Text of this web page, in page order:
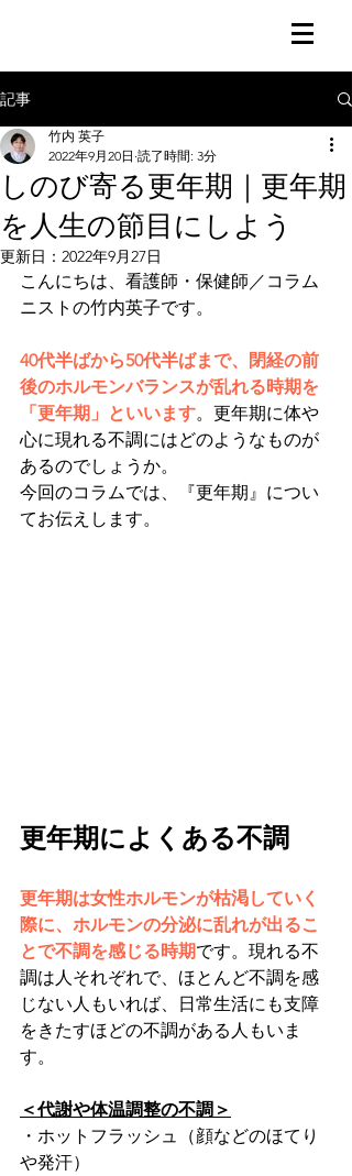
記事
しのび寄る更年期｜更年期
を人生の節目にしよう
竹内 英子
2022年9月20日 読了時間: 3分
更新日： 2022年9月27日
こんにちは、看護師・保健師／コラム
ニストの竹内英子です。
40代半ばから50代半ばまで、閉経の前
後のホルモンバランスが乱れる時期を
「更年期」といいます。更年期に体や
心に現れる不調にはどのようなものが
あるのでしょうか。
今回のコラムでは、『更年期』につい
てお伝えします。
更年期によくある不調
更年期は女性ホルモンが枯渇していく
際に、ホルモンの分泌に乱れが出るこ
とで不調を感じる時期です。現れる不
調は人それぞれで、ほとんど不調を感
じない人もいれば、日常生活にも支障
をきたすほどの不調がある人もいま
す。
＜代謝や体温調整の不調＞
・ホットフラッシュ（顔などのほてり
や発汗）